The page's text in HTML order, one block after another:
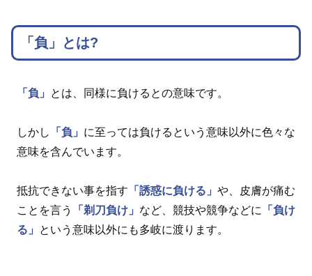
「負」とは?
「負」 とは、同様に負けるとの意味です。
しかし 「負」 に至っては負けるという意味以外に色々な
意味を含んでいます。
抵抗できない事を指す 「誘惑に負ける」 や、皮膚が痛む
ことを言う
「剃刀負け」 など、競技や競争などに
「負け
る」
という意味以外にも多岐に渡ります。